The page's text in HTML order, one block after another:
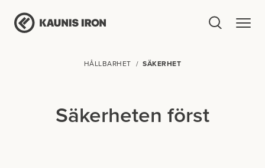
HÅLLBARHET SÄKERHET
Säkerheten först